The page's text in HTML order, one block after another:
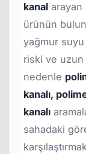
kanal arayan
ürünün
yağmur
riski ve
nedenle
kanalı,
kanalı
sahadaki